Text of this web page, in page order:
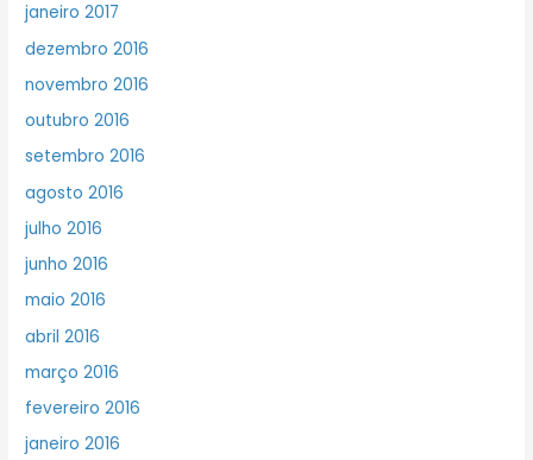
janeiro 2017
dezembro 2016
novembro 2016
outubro 2016
setembro 2016
agosto 2016
julho 2016
junho 2016
maio 2016
abril 2016
março 2016
fevereiro 2016
janeiro 2016